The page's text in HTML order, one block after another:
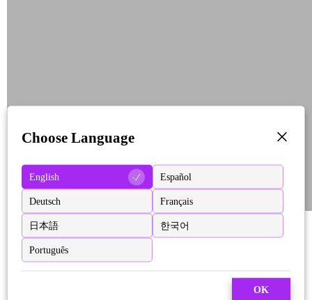
Choose Language
English Español
Deutsch Français
日本語 한국어
Português
OK